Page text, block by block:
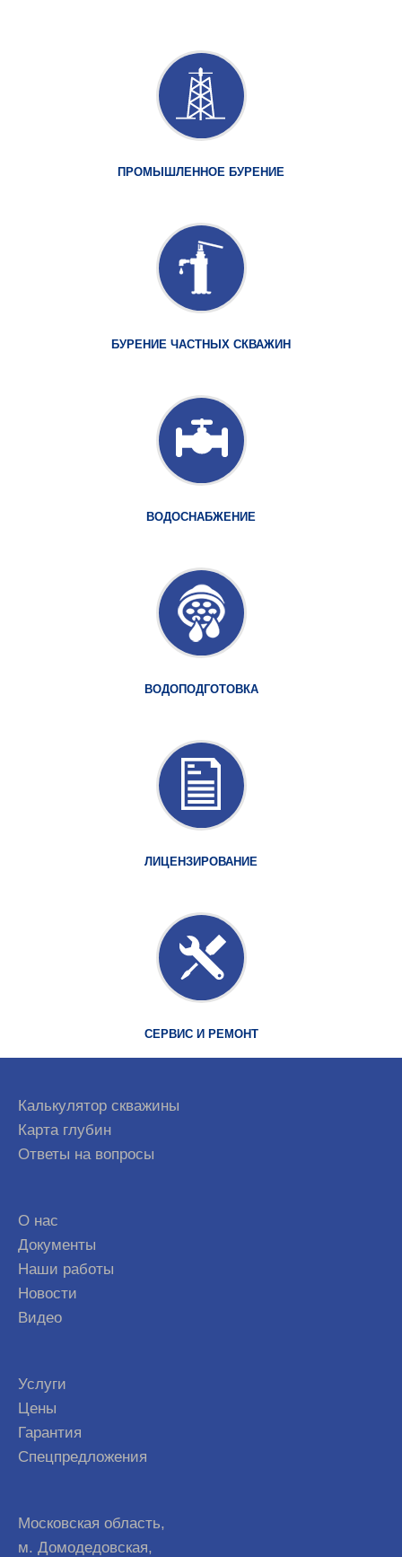
ПРОМЫШЛЕННОЕ БУРЕНИЕ
БУРЕНИЕ ЧАСТНЫХ СКВАЖИН
ВОДОСНАБЖЕНИЕ
ВОДОПОДГОТОВКА
ЛИЦЕНЗИРОВАНИЕ
СЕРВИС И РЕМОНТ
Калькулятор скважины
Карта глубин
Ответы на вопросы
О нас
Документы
Наши работы
Новости
Видео
Услуги
Цены
Гарантия
Спецпредложения
Московская область,
м. Домодедовская,